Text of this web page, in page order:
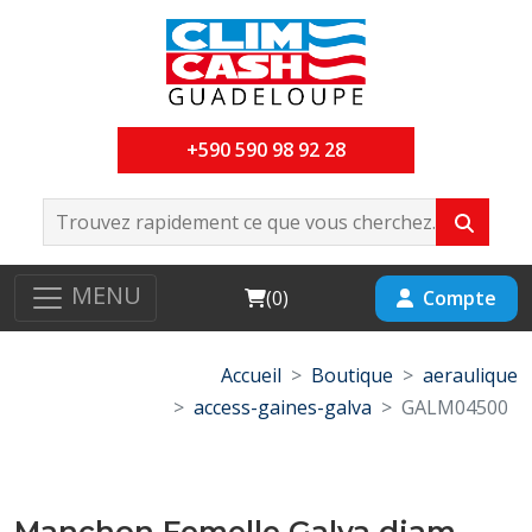
+590 590 98 92 28
MENU Cart
(0) Compte
Accueil Boutique
aeraulique
access-gaines-galva
GALM04500